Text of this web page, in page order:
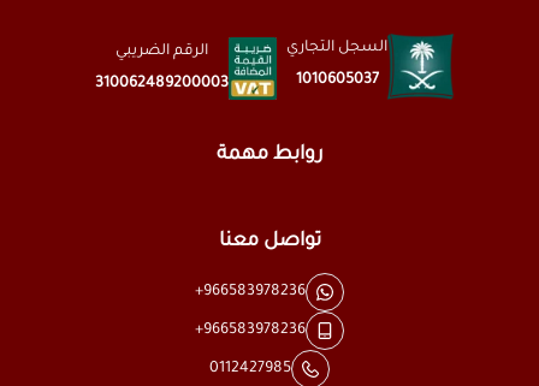
السجل التجاري
1010605037
الرقم الضريبي
310062489200003
روابط مهمة
تواصل معنا
+966583978236
+966583978236
0112427985